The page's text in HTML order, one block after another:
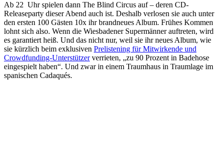
Ab 22 Uhr spielen dann The Blind Circus auf – deren CD-
Releaseparty dieser Abend auch ist. Deshalb verlosen sie auch unter
den ersten 100 Gästen 10x ihr brandneues Album. Frühes Kommen
lohnt sich also. Wenn die Wiesbadener Supermänner auftreten, wird
es garantiert heiß. Und das nicht nur, weil sie ihr neues Album, wie
sie kürzlich beim exklusiven Prelistening für Mitwirkende und
Crowdfunding-Unterstützerverrieten, „zu 90 Prozent in Badehose
eingespielt haben“. Und zwar in einem Traumhaus in Traumlage im
spanischen Cadaqués.